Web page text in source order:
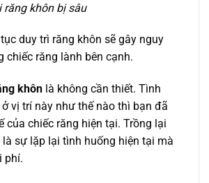
răng khôn bị sâu
duy trì răng khôn sẽ gây nguy
chiếc răng lành bên cạnh.
khôn là không cần thiết. Tình
vị trí này như thế nào thì bạn đã
của chiếc răng hiện tại. Trồng lại
là sự lặp lại tình huống hiện tại mà
phí.